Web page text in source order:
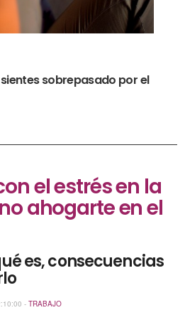
sobrepasado por el
el estrés en la
ahogarte en el
es, consecuencias
- TRABAJO